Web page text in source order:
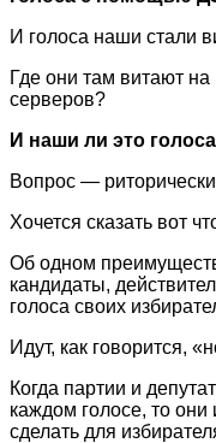
И голоса наши стали
Где они там витают
серверов?
И наши ли это
Вопрос —
Хочется сказать вот
Об одном
кандидаты,
голоса своих
Идут, как говорится,
Когда партии и
каждом голосе, то
сделать для